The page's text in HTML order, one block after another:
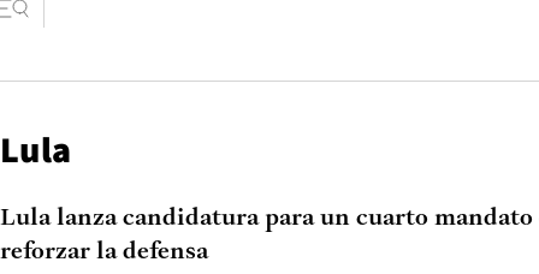
Lula
Lula lanza candidatura para un cuarto
reforzar la defensa